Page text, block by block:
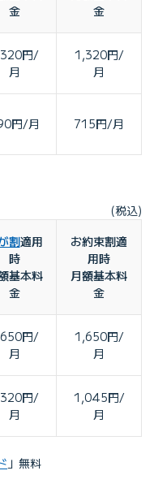
金
金
円/
月
1,320円/
月
円/月 715円/月
(税込)
割適用
時
基本料
金
お約束割適
用時
月額基本料
金
円/
月
1,650円/
月
円/
月
1,045円/
月
」無料